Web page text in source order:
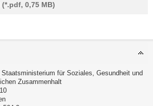
0,75 MB)
für Soziales, Gesundheit und
Zusammenhalt